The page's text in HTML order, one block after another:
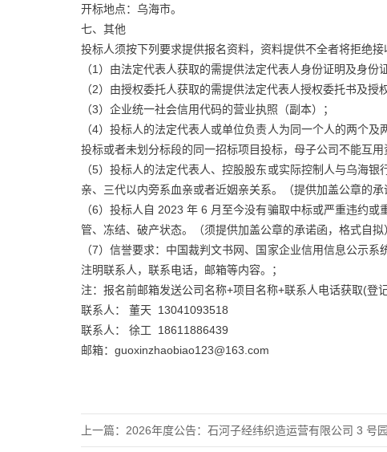
开标地点：乌海市。
七、其他
投标人须按下列要求提供报名资料，资料提供不全者将拒绝接
（1）由法定代表人获取的需提供法定代表人身份证明及身份证
（2）由授权委托人获取的需提供法定代表人授权委托书及授
（3）企业统一社会信用代码的营业执照（副本）；
（4）投标人的法定代表人或单位负责人为同一个人的两个
投标或者未划分标段的同一招标项目投标，母子公司不能互
（5）投标人的法定代表人、控股股东或实际控制人与乌海
亲、三代以内旁系血亲或者近姻亲关系。（提供加盖公章的承
（6）投标人自 2023 年 6 月至今没有骗取中标或严重违约
管、冻结、破产状态。（须提供加盖公章的承诺函，格式自拟
（7）信誉要求：中国裁判文书网、国家企业信用信息公示
注明联系人，联系电话，邮箱等内容。；
注：报名前邮箱发送公司名称+项目名称+联系人电话获取(登
联系人： 董天 13041093518
联系人： 徐工 18611886439
邮箱：guoxinzhaobiao123@163.com
上一篇： 2026年度公告：石河子经纬织造运营有限公司 3 号园区污水